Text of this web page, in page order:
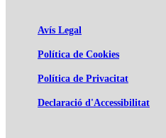
Avís Legal
Política de Cookies
Política de Privacitat
Declaració d'Accessibilitat